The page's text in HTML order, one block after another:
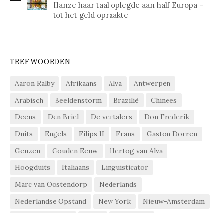
Hanze haar taal oplegde aan half Europa –
tot het geld opraakte
TREFWOORDEN
Aaron Ralby Afrikaans Alva
Antwerpen
Arabisch
Beeldenstorm Brazilië
Chinees
Deens
Den Briel De vertalers
Don Frederik
Duits
Engels Filips II Frans
Gaston Dorren
Geuzen
Gouden Eeuw
Hertog van Alva
Hoogduits
Italiaans
Linguisticator
Marc van Oostendorp
Nederlands
Nederlandse Opstand
New York
Nieuw-Amsterdam